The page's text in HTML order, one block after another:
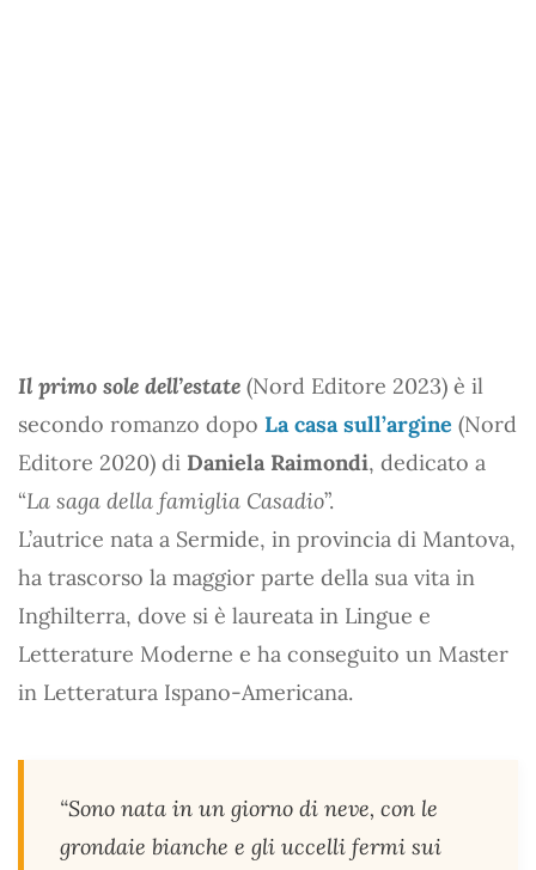
Il primo sole dell’estate (Nord Editore 2023) è il
secondo romanzo dopo La casa sull’argine (Nord
Editore 2020) di Daniela Raimondi, dedicato a
“La saga della famiglia Casadio”.
L’autrice nata a Sermide, in provincia di Mantova,
ha trascorso la maggior parte della sua vita in
Inghilterra, dove si è laureata in Lingue e
Letterature Moderne e ha conseguito un Master
in Letteratura Ispano-Americana.
“Sono nata in un giorno di neve, con le
grondaie bianche e gli uccelli fermi sui